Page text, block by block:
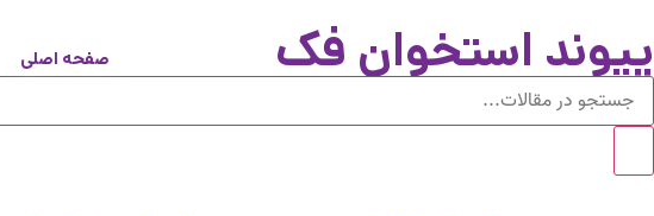
صفحه اصلی پیوند استخوان فک